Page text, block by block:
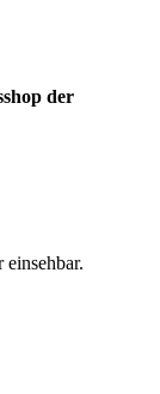
der